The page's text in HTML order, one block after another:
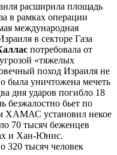
расширила площадь
в рамках операции
международная
в секторе Газа
потребовала от
«тяжелых
поход Израиля не
была уничтожена мечеть
дня ударов погибло 18
безжалостно бьет по
ХАМАС установил некое
70 тысяч беженцев
и Хан-Юнис.
320 тысяч человек